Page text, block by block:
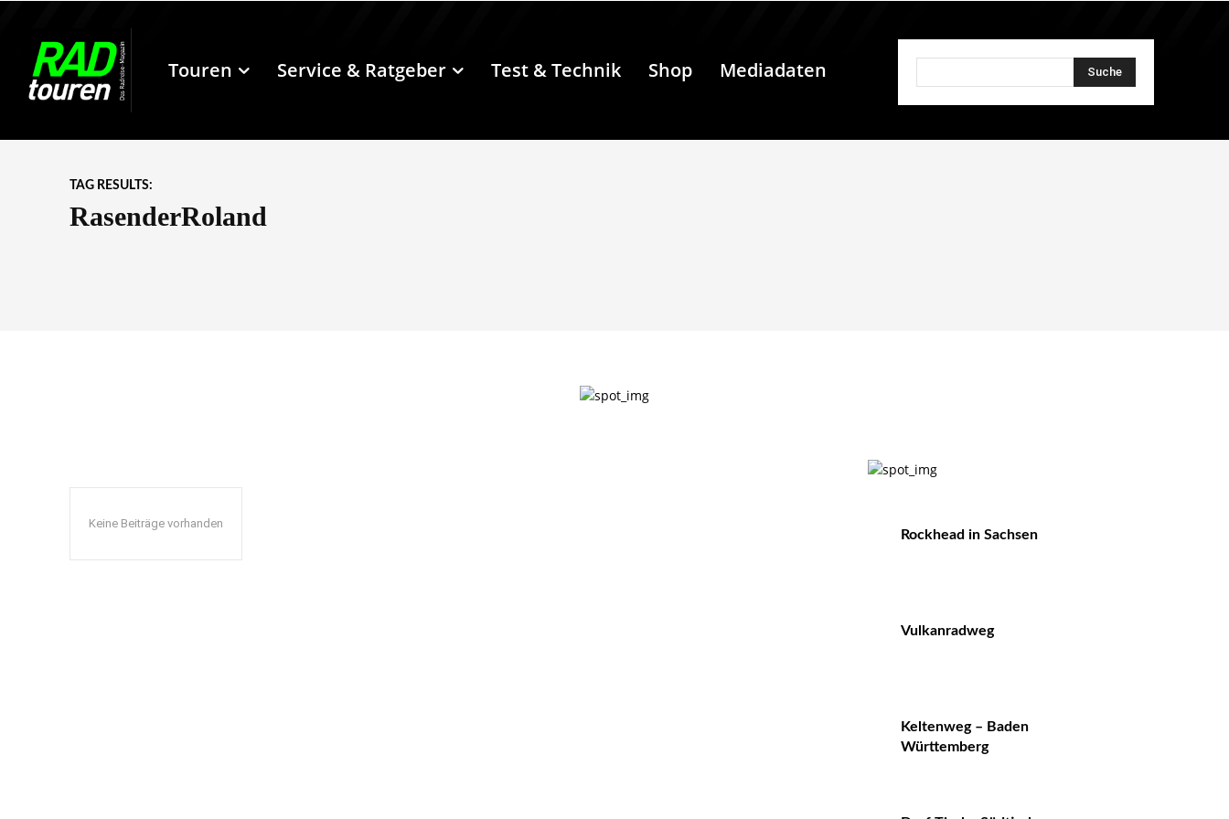
Touren Service & Ratgeber Test & Technik Shop Mediadaten Suche
TAG RESULTS:
RasenderRoland
Keine Beiträge vorhanden
Rockhead in Sachsen
Vulkanradweg
Keltenweg – Baden
Württemberg